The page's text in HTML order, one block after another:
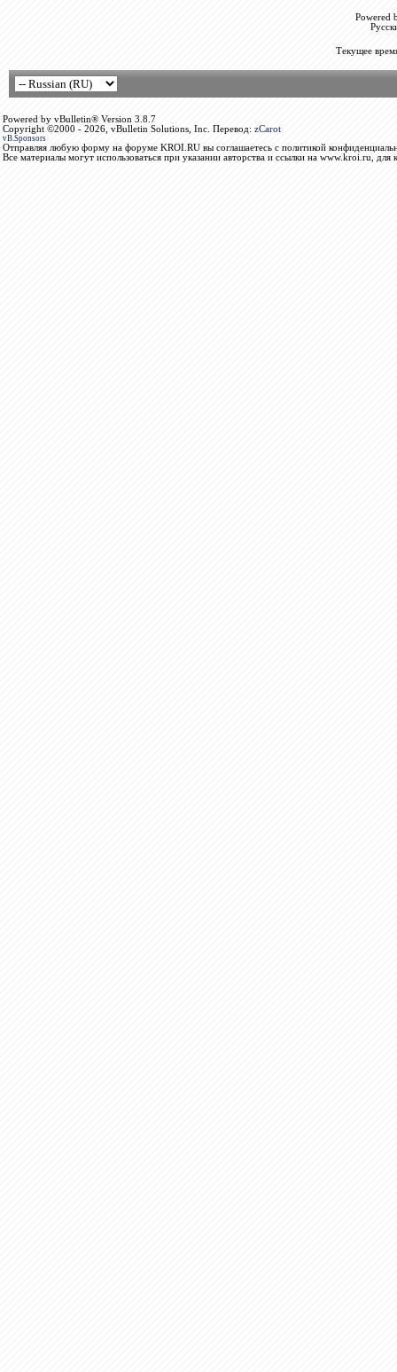
Powered
Текущее
Powered by vBulletin® Version 3.8.7
Copyright ©2000 - 2026, vBulletin Solutions, Inc. Перевод: zCarot
vB.Sponsors
Отправляя любую форму на форуме KROI.RU вы соглашаетесь с политикой
Все материалы могут использоваться при указании авторства и ссылки на www.kroi.ru, для